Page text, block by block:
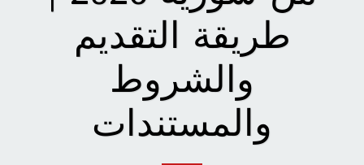
طريقة التقديم
والشروط
والمستندات